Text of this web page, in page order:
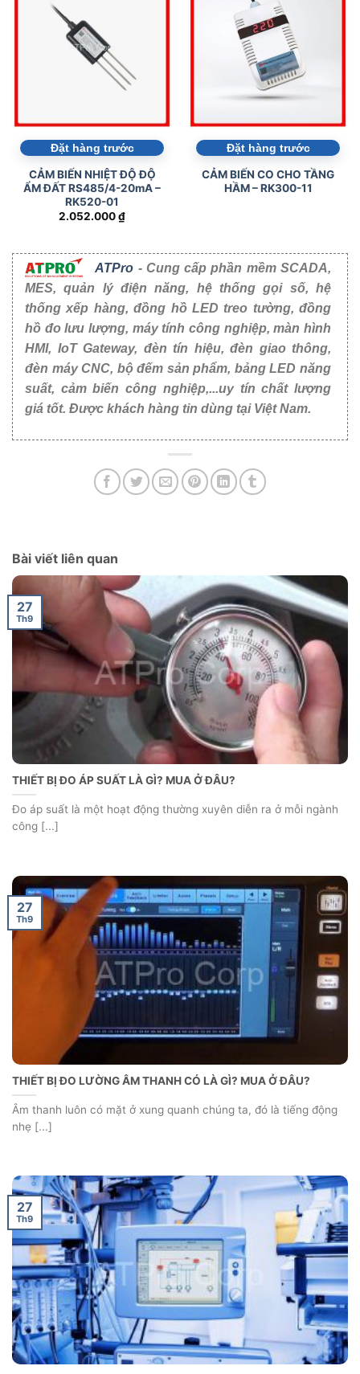
Đặt hàng trước
CẢM BIẾN NHIỆT ĐỘ ĐỘ
ẨM ĐẤT RS485/4-20mA –
RK520-01
2.052.000₫
Đặt hàng trước
CẢM BIẾN CO CHO TẦNG
HẦM – RK300-11
ATPro - Cung cấp phần mềm SCADA,
MES, quản lý điện năng, hệ thống gọi số, hệ
thống xếp hàng, đồng hồ LED treo tường, đồng
hồ đo lưu lượng, máy tính công nghiệp, màn hình
HMI, IoT Gateway, đèn tín hiệu, đèn giao thông,
đèn máy CNC, bộ đếm sản phẩm, bảng LED năng
suất, cảm biến công nghiệp,...uy tín chất lượng
giá tốt. Được khách hàng tin dùng tại Việt Nam.
Bài viết liên quan
THIẾT BỊ ĐO ÁP SUẤT LÀ GÌ? MUA Ở ĐÂU?
Đo áp suất là một hoạt động thường xuyên diễn ra ở mỗi ngành
công [...]
27
Th9
THIẾT BỊ ĐO LƯỜNG ÂM THANH CÓ LÀ GÌ? MUA Ở ĐÂU?
Âm thanh luôn có mặt ở xung quanh chúng ta, đó là tiếng động
nhẹ [...]
27
Th9
27
Th9